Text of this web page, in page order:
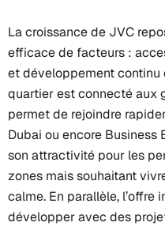
La croissance de JVC
efficace de facteurs :
et développement continu
quartier est connecté aux
permet de rejoindre
Dubai ou encore Business
son attractivité pour les
zones mais souhaitant
calme. En parallèle, l’offre
développer avec des